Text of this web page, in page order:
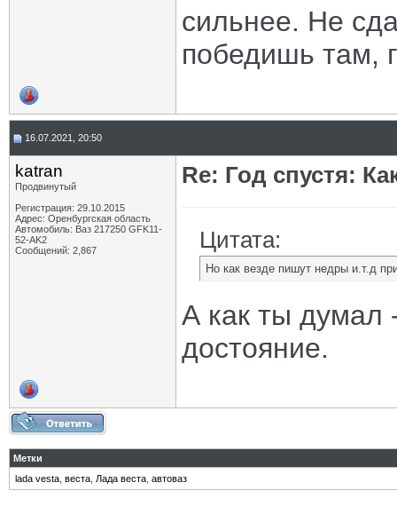
сильнее. Не
победишь там,
16.07.2021, 20:50
katran
Продвинутый
Регистрация: 29.10.2015
Адрес: Оренбургская область
Автомобиль: Ваз 217250 GFK11-
52-AK2
Сообщений: 2,867
Re: Год спустя:
Цитата:
Но как везде пишут недры и.т.д
А как ты думал
достояние.
Метки
lada vesta веста Лада веста автоваз